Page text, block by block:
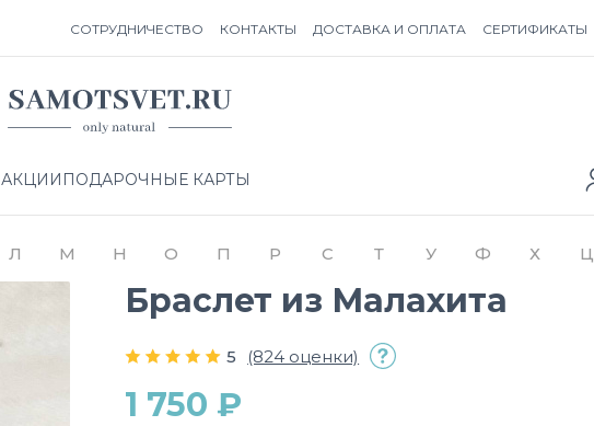
СОТРУДНИЧЕСТВО КОНТАКТЫ ДОСТАВКА И ОПЛАТА СЕРТИФИКАТЫ
АКЦИИ ПОДАРОЧНЫЕ КАРТЫ
Л М Н О П Р С Т У Ф Х Ц
Браслет из Малахита
5 (824 оценки)
1 750 ₽